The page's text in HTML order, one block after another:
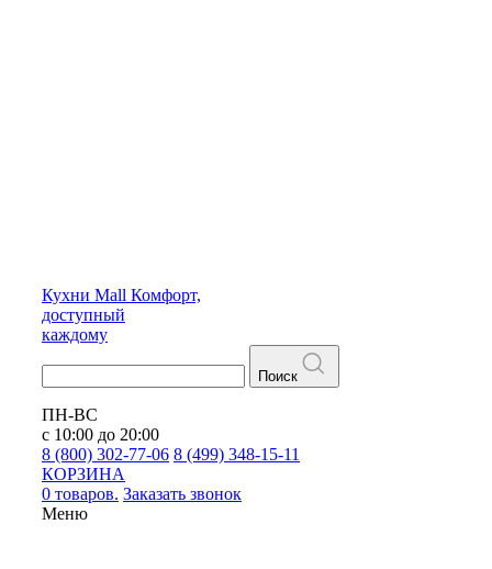
Кухни Mall Комфорт,
доступный
каждому
Поиск
ПН-ВС
с 10:00 до 20:00
8 (800) 302-77-06 8 (499) 348-15-11
КОРЗИНА
0 товаров. Заказать звонок
Меню